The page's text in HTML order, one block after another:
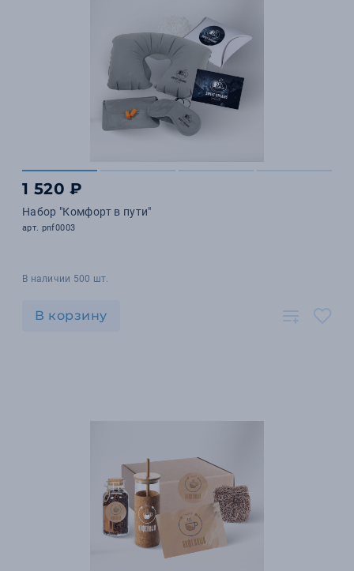
1 520 ₽
Набор "Комфорт в пути"
арт. pnf0003
В наличии 500 шт.
В корзину